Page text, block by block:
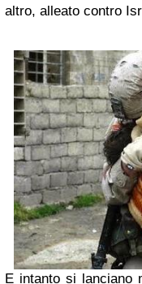
altro, alleato contro
E intanto si lanciano